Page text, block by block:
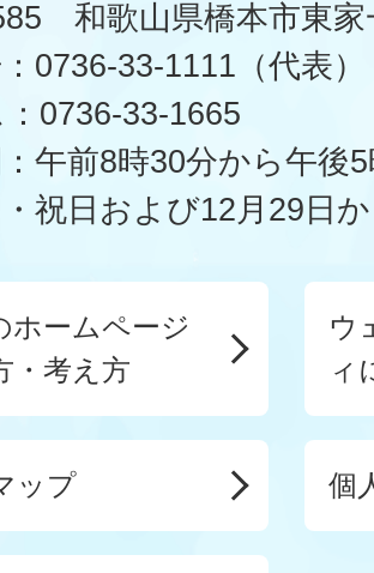
和歌山県橋本市東家
0736-33-1111（代表）
0736-33-1665
午前8時30分から午後
・祝日および12月29日
ホームページ
・考え方
ウ
ィ
ップ 個